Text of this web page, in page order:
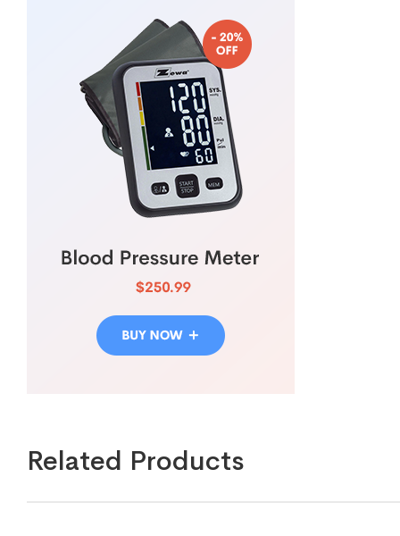
Related Products